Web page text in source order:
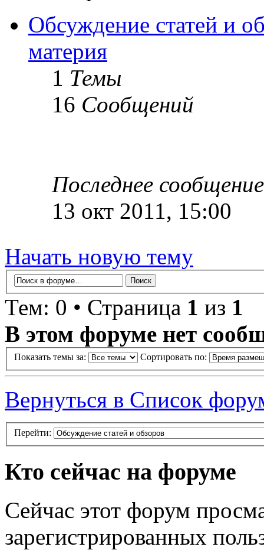
Обсуждение статей и
материя
1 Темы
16 Сообщений
Последнее сообщение
13 окт 2011, 15:00
Начать новую тему
Тем: 0 • Страница 1 из 1
В этом форуме нет
Показать темы за: Сортировать по:
Вернуться в Список
Перейти:
Кто сейчас на форуме
Сейчас этот форум
зарегистрированных